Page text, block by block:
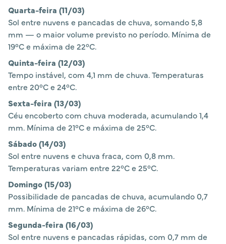
Quarta-feira (11/03)
Sol entre nuvens e pancadas de chuva, somando 5,8
mm — o maior volume previsto no período. Mínima de
19°C e máxima de 22°C.
Quinta-feira (12/03)
Tempo instável, com 4,1 mm de chuva. Temperaturas
entre 20°C e 24°C.
Sexta-feira (13/03)
Céu encoberto com chuva moderada, acumulando 1,4
mm. Mínima de 21°C e máxima de 25°C.
Sábado (14/03)
Sol entre nuvens e chuva fraca, com 0,8 mm.
Temperaturas variam entre 22°C e 25°C.
Domingo (15/03)
Possibilidade de pancadas de chuva, acumulando 0,7
mm. Mínima de 21°C e máxima de 26°C.
Segunda-feira (16/03)
Sol entre nuvens e pancadas rápidas, com 0,7 mm de